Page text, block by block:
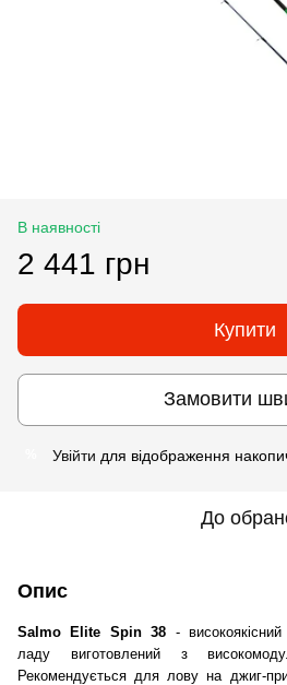
В наявності
2 441 грн
Купити
Замовити
Увійти для відображення
До
Опис
Salmo Elite Spin 38 -
ладу виготовлений з
Рекомендується для лову на джиг-